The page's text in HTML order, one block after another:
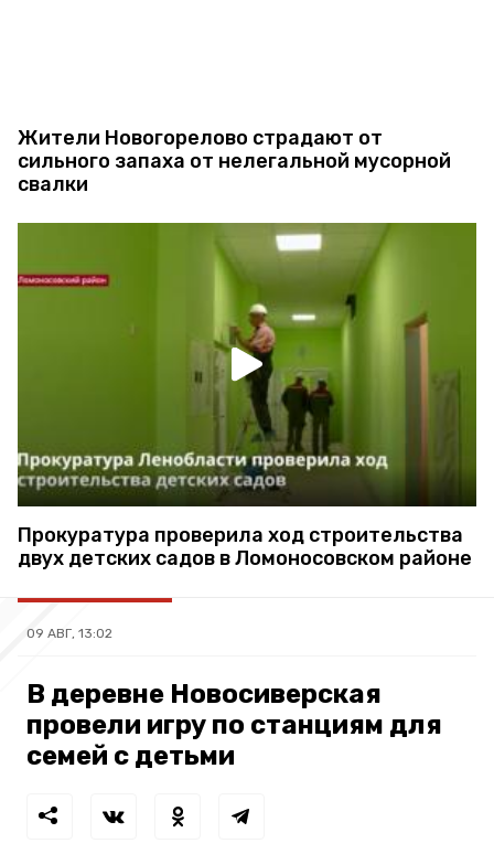
Жители Новогорелово страдают от
сильного запаха от нелегальной мусорной
свалки
Прокуратура проверила ход строительства
двух детских садов в Ломоносовском районе
09 АВГ, 13:02
В деревне Новосиверская
провели игру по станциям для
семей с детьми